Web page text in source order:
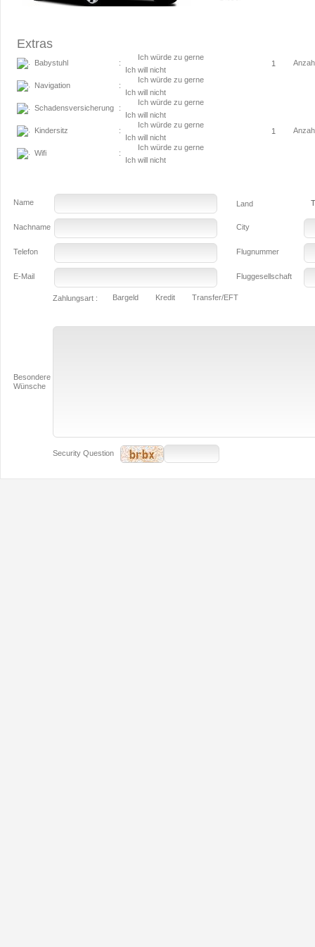
Extras
Babystuhl :
Ich würde zu gerne
Ich will nicht
Navigation :
Ich würde zu gerne
Ich will nicht
Schadensversicherung
:
Ich würde zu gerne
Ich will nicht
Kindersitz
:
Ich würde zu gerne
Ich will nicht
Wifi :
Ich würde zu gerne
Ich will nicht
Name
Nachname
Telefon
E-Mail
Land
City
Flugnummer
Fluggesellschaft
Zahlungsart : Bargeld Kredit Transfer/EFT
Besondere
Wünsche
Security Question